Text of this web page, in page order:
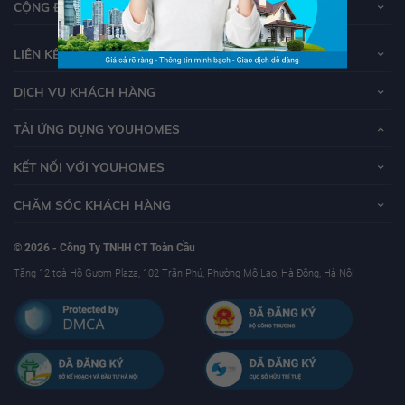
CỘNG ĐỒNG YOUHOMERS
LIÊN KẾT
DỊCH VỤ KHÁCH HÀNG
TẢI ỨNG DỤNG YOUHOMES
KẾT NỐI VỚI YOUHOMES
CHĂM SÓC KHÁCH HÀNG
© 2026 - Công Ty TNHH CT Toàn Cầu
Tầng 12 toà Hồ Gươm Plaza, 102 Trần Phú, Phường Mộ Lao, Hà Đông, Hà Nội